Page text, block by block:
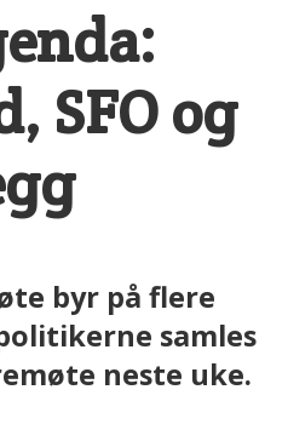
SFO og
byr på flere
samles
neste uke.